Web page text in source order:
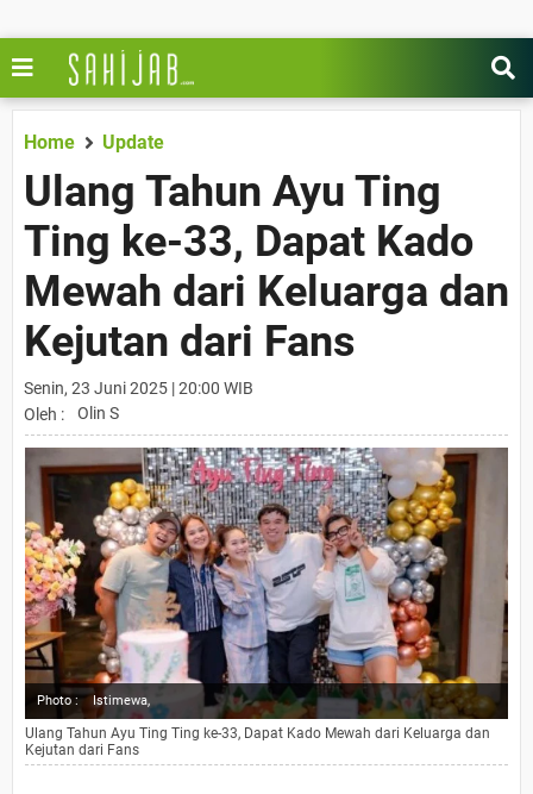
Home Update
Ulang Tahun Ayu Ting
Ting ke-33, Dapat Kado
Mewah dari Keluarga dan
Kejutan dari Fans
Senin, 23 Juni 2025 | 20:00 WIB
Oleh :
Olin S
Photo : Istimewa,
Ulang Tahun Ayu Ting Ting ke-33, Dapat Kado Mewah dari Keluarga dan
Kejutan dari Fans